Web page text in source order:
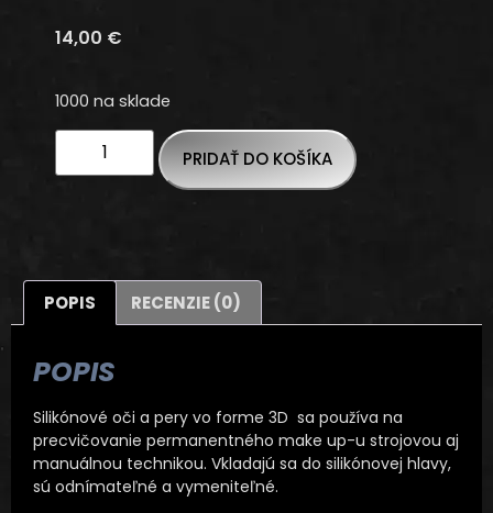
14,00 €
1000 na sklade
PRIDAŤ DO KOŠÍKA
POPIS RECENZIE (0)
POPIS
Silikónové oči a pery vo forme 3D sa používa na
precvičovanie permanentného make up-u strojovou aj
manuálnou technikou. Vkladajú sa do silikónovej hlavy,
sú odnímateľné a vymeniteľné.